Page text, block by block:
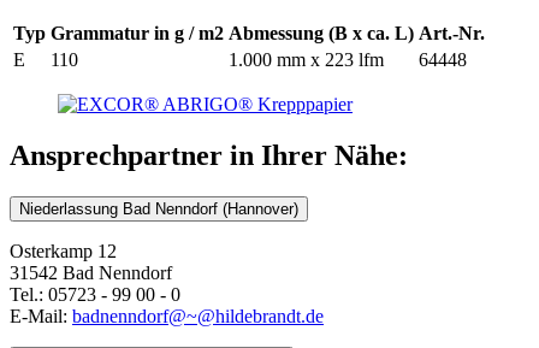
Typ Grammatur in g / m2 Abmessung (B x ca. L) Art.-Nr.
E
110 1.000 mm x 223 lfm 64448
Ansprechpartner in Ihrer Nähe:
Niederlassung Bad Nenndorf (Hannover)
Osterkamp 12
31542 Bad Nenndorf
Tel.: 05723 - 99 00 - 0
E-Mail: badnenndorf@~@hildebrandt.de